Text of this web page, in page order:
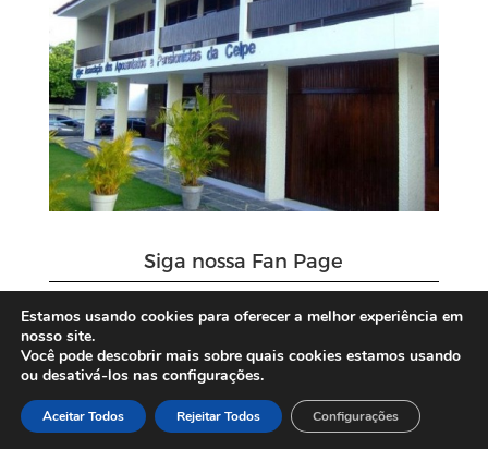
Siga nossa Fan Page
Estamos usando cookies para oferecer a melhor experiência em
nosso site.
Você pode descobrir mais sobre quais cookies estamos usando
ou desativá-los nas configurações.
Aceitar Todos Rejeitar Todos Configurações